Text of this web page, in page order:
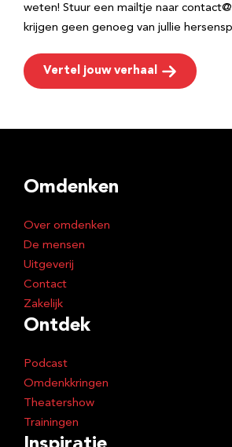
weten! Stuur een mailtje naar
krijgen geen genoeg van jullie
Vertel jouw verhaal
Omdenken
Over omdenken
De mensen
Uitgeverij
Contact
Zakelijk
Ontdek
Podcast
Omdenkkringen
Theatershow
Trainingen